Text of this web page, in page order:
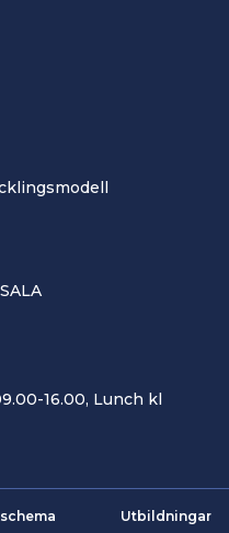
16.00, Lunch kl
Utbildningar